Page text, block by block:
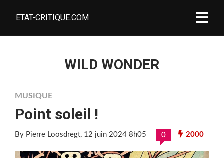
ETAT-CRITIQUE.COM
WILD WONDER
MUSIQUE
Point soleil !
By Pierre Loosdregt, 12 juin 2024 8h05 0 2000